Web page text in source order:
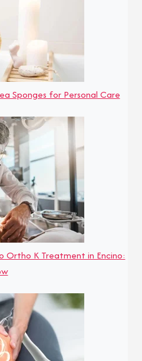
Sponges for Personal Care
Ortho K Treatment in Encino: